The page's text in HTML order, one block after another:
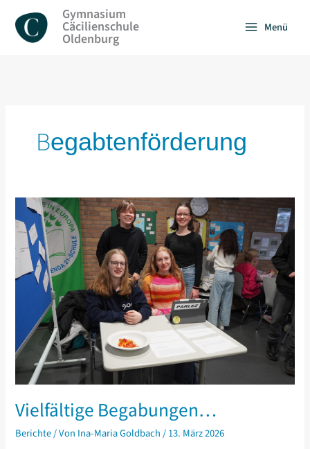
Inhalt
springen
Gymnasium
Cäcilienschule
Oldenburg
Menü
Begabtenförderung
Vielfältige Begabungen…
Berichte/ Von Ina-Maria Goldbach/13. März 2026